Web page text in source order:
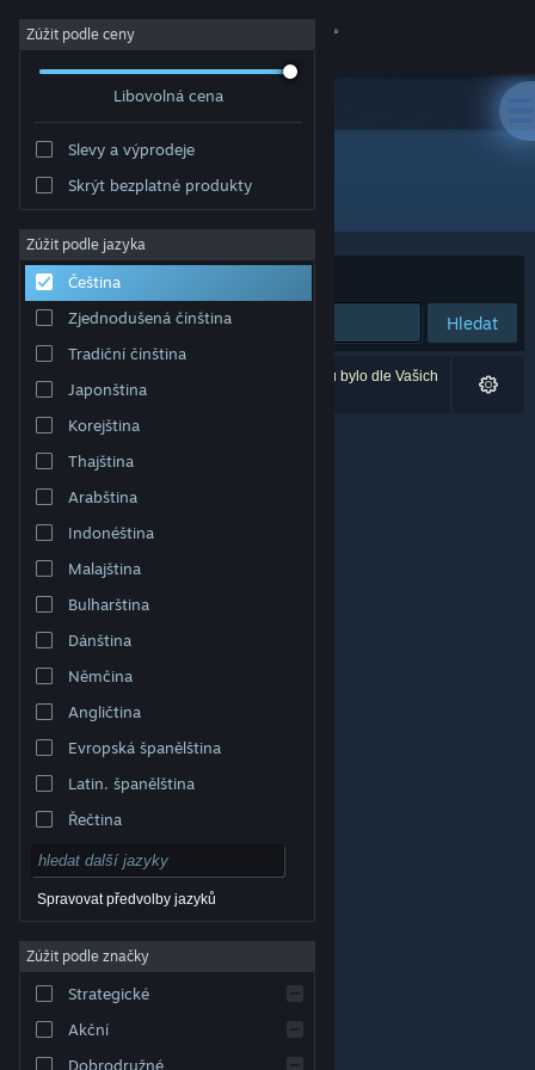
Přihlásit se
Komunita
Informace
Podpora
Změnit jazyk
Mobilní aplikace služby Steam
Desktopová verze stránky
© Valve Corporation. Všechna práva vyhrazena.
příslušných subjektů v USA a dalších zemích.
Smlouva o užívání služby Steam
Cookies
Zúžit podle ceny
Libovolná cena
Slevy a výprodeje
Skrýt bezplatné produkty
Zúžit podle jazyka
Čeština
Zjednodušená čínština
Tradiční čínština
Japonština
Korejština
Thajština
Arabština
Indonéština
Malajština
Bulharština
Dánština
Němčina
Angličtina
Evropská španělština
Latin. španělština
Řečtina
Spravovat předvolby jazyků
Zúžit podle značky
Strategické
Akční
Dobrodružné
Vývojář: Sea of Ghosts
Seřadit podle
Hledat
Vašemu zadání odpovídá 0 výsledků. 3 produktů bylo dle Vašich
předvoleb vyloučeno z výsledků vyhledávání.